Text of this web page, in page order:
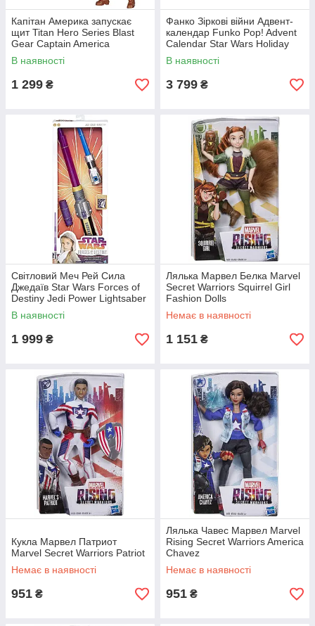
Капітан Америка запускає
щит Titan Hero Series Blast
Gear Captain America
В наявності
1 299 ₴
Фанко Зіркові війни Адвент-
календар Funko Pop! Advent
Calendar Star Wars Holiday
В наявності
3 799 ₴
Світловий Меч Рей Сила
Джедаїв Star Wars Forces of
Destiny Jedi Power Lightsaber
В наявності
1 999 ₴
Лялька Марвел Белка Marvel
Secret Warriors Squirrel Girl
Fashion Dolls
Немає в наявності
1 151 ₴
Кукла Марвел Патриот
Marvel Secret Warriors Patriot
Немає в наявності
951 ₴
Лялька Чавес Марвел Marvel
Rising Secret Warriors America
Chavez
Немає в наявності
951 ₴